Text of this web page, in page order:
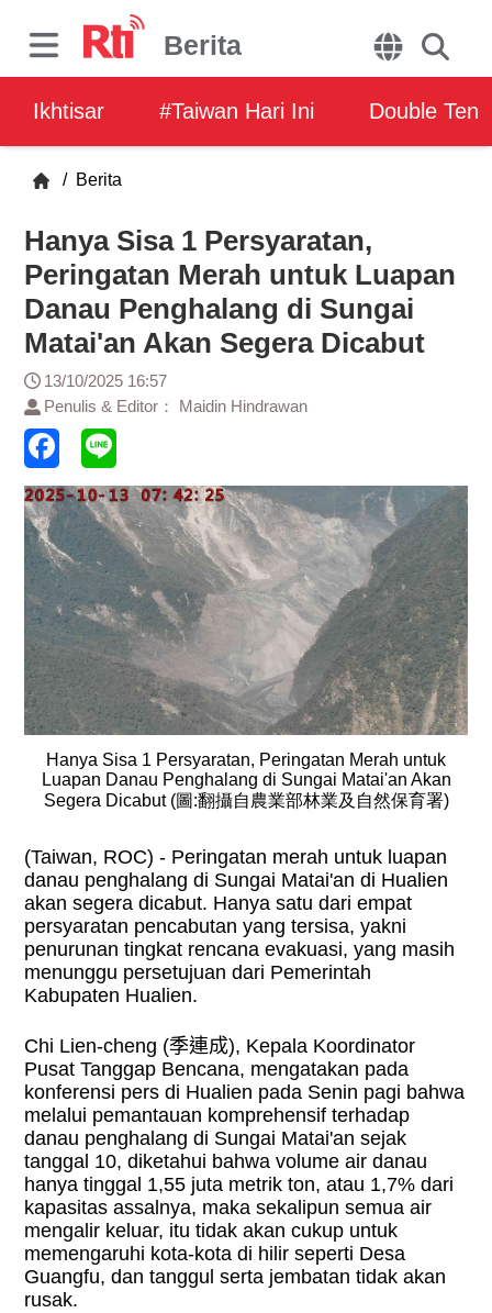
Berita
Ikhtisar #Taiwan Hari Ini Double Ten
/ Berita
Hanya Sisa 1 Persyaratan,
Peringatan Merah untuk Luapan
Danau Penghalang di Sungai
Matai'an Akan Segera Dicabut
13/10/2025 16:57
Penulis & Editor： Maidin Hindrawan
Hanya Sisa 1 Persyaratan, Peringatan Merah untuk
Luapan Danau Penghalang di Sungai Matai'an Akan
Segera Dicabut (圖:翻攝自農業部林業及自然保育署)
(Taiwan, ROC) - Peringatan merah untuk luapan
danau penghalang di Sungai Matai'an di Hualien
akan segera dicabut. Hanya satu dari empat
persyaratan pencabutan yang tersisa, yakni
penurunan tingkat rencana evakuasi, yang masih
menunggu persetujuan dari Pemerintah
Kabupaten Hualien.
Chi Lien-cheng (季連成), Kepala Koordinator
Pusat Tanggap Bencana, mengatakan pada
konferensi pers di Hualien pada Senin pagi bahwa
melalui pemantauan komprehensif terhadap
danau penghalang di Sungai Matai'an sejak
tanggal 10, diketahui bahwa volume air danau
hanya tinggal 1,55 juta metrik ton, atau 1,7% dari
kapasitas assalnya, maka sekalipun semua air
mengalir keluar, itu tidak akan cukup untuk
memengaruhi kota-kota di hilir seperti Desa
Guangfu, dan tanggul serta jembatan tidak akan
rusak.